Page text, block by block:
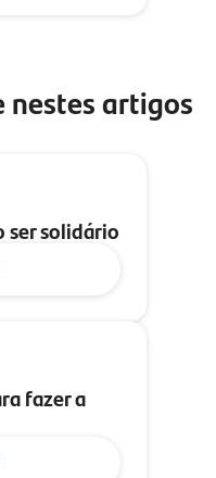
nestes artigos
ser solidário
fazer a